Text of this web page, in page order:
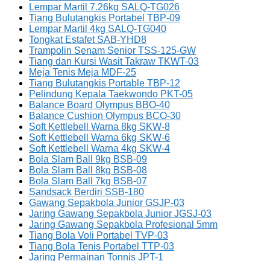
Lempar Martil 7.26kg SALQ-TG026
Tiang Bulutangkis Portabel TBP-09
Lempar Martil 4kg SALQ-TG040
Tongkat Estafet SAB-YHD8
Trampolin Senam Senior TSS-125-GW
Tiang dan Kursi Wasit Takraw TKWT-03
Meja Tenis Meja MDF-25
Tiang Bulutangkis Portable TBP-12
Pelindung Kepala Taekwondo PKT-05
Balance Board Olympus BBO-40
Balance Cushion Olympus BCO-30
Soft Kettlebell Warna 8kg SKW-8
Soft Kettlebell Warna 6kg SKW-6
Soft Kettlebell Warna 4kg SKW-4
Bola Slam Ball 9kg BSB-09
Bola Slam Ball 8kg BSB-08
Bola Slam Ball 7kg BSB-07
Sandsack Berdiri SSB-180
Gawang Sepakbola Junior GSJP-03
Jaring Gawang Sepakbola Junior JGSJ-03
Jaring Gawang Sepakbola Profesional 5mm
Tiang Bola Voli Portabel TVP-03
Tiang Bola Tenis Portabel TTP-03
Jaring Permainan Tonnis JPT-1